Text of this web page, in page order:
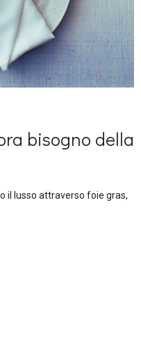
bisogno della
il lusso attraverso foie gras,